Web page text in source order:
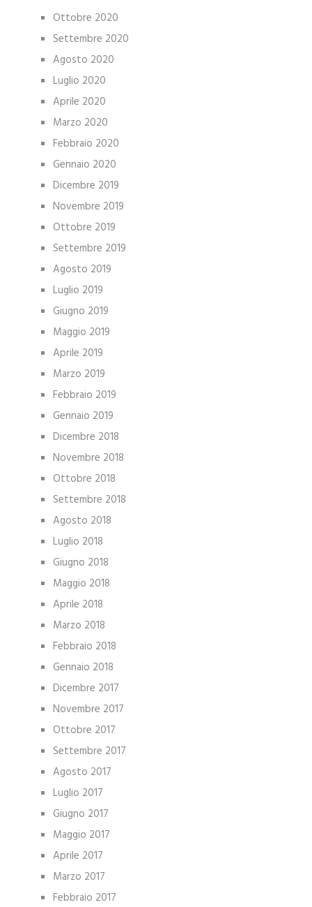
Ottobre 2020
Settembre 2020
Agosto 2020
Luglio 2020
Aprile 2020
Marzo 2020
Febbraio 2020
Gennaio 2020
Dicembre 2019
Novembre 2019
Ottobre 2019
Settembre 2019
Agosto 2019
Luglio 2019
Giugno 2019
Maggio 2019
Aprile 2019
Marzo 2019
Febbraio 2019
Gennaio 2019
Dicembre 2018
Novembre 2018
Ottobre 2018
Settembre 2018
Agosto 2018
Luglio 2018
Giugno 2018
Maggio 2018
Aprile 2018
Marzo 2018
Febbraio 2018
Gennaio 2018
Dicembre 2017
Novembre 2017
Ottobre 2017
Settembre 2017
Agosto 2017
Luglio 2017
Giugno 2017
Maggio 2017
Aprile 2017
Marzo 2017
Febbraio 2017